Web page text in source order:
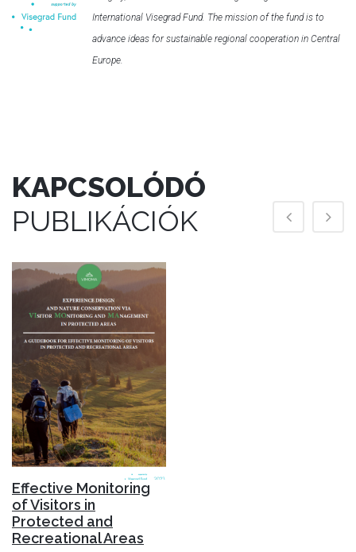
International Visegrad Fund. The mission of the fund is to
advance ideas for sustainable regional cooperation in Central
Europe.
KAPCSOLÓDÓ
PUBLIKÁCIÓK
Effective Monitoring
of Visitors in
Protected and
Recreational Areas